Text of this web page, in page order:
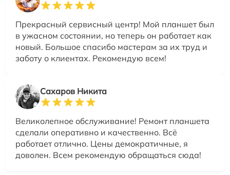
Прекрасный сервисный центр! Мой планшет был
в ужасном состоянии, но теперь он работает как
новый. Большое спасибо мастерам за их труд и
заботу о клиентах. Рекомендую всем!
Сахаров Никита
Великолепное обслуживание! Ремонт планшета
сделали оперативно и качественно. Всё
работает отлично. Цены демократичные, я
доволен. Всем рекомендую обращаться сюда!